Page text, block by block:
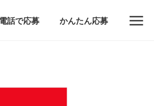
話で応募 かんたん応募